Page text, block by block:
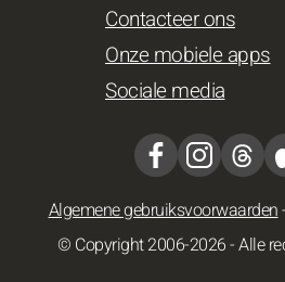
Contacteer ons
Onze mobiele apps
Sociale media
Algemene gebruiksvoorwaarden-
© Copyright 2006-2026 - Alle